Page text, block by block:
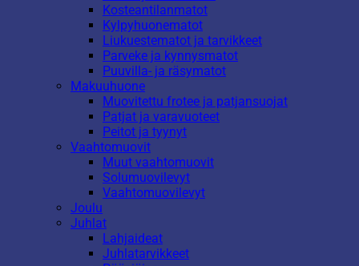
Kosteantilanmatot
Kylpyhuonematot
Liukuestematot ja tarvikkeet
Parveke ja kynnysmatot
Puuvilla- ja räsymatot
Makuuhuone
Muovitettu frotee ja patjansuojat
Patjat ja varavuoteet
Peitot ja tyynyt
Vaahtomuovit
Muut vaahtomuovit
Solumuovilevyt
Vaahtomuovilevyt
Joulu
Juhlat
Lahjaideat
Juhlatarvikkeet